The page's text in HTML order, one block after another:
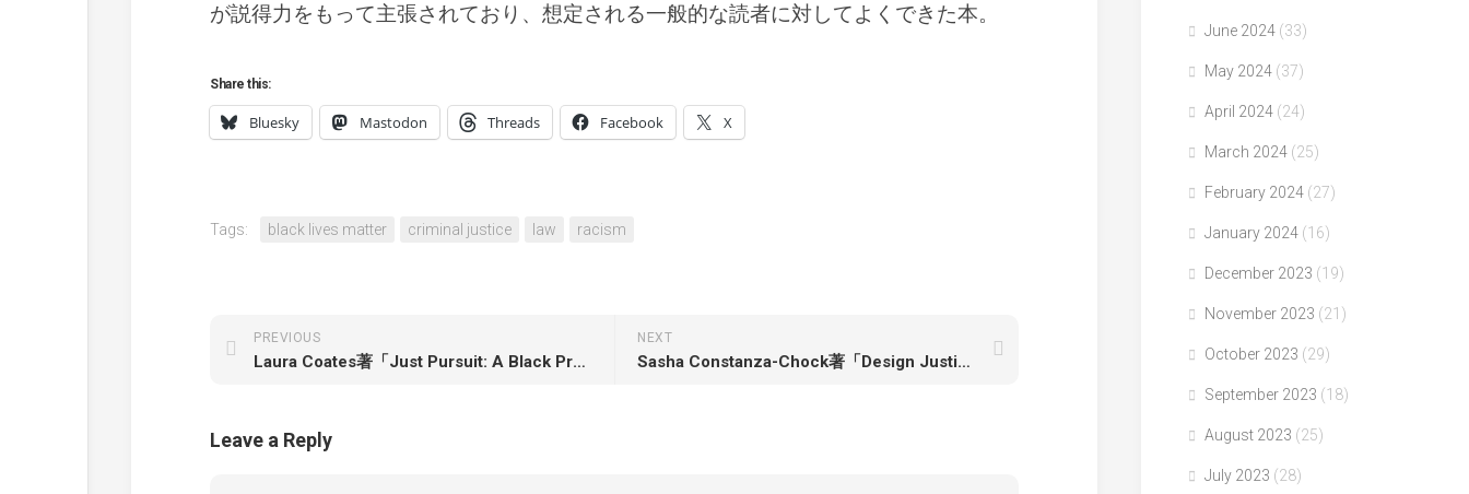
が説得力をもって主張されており、想定される一般的な読者に対してよくできた本。
Share this:
Bluesky Mastodon Threads Facebook X
Tags: black lives matter criminal justice law racism
NEXT
Sasha Constanza-Chock著「Design Justice: Community-Led Practices to Build the Worlds We Need」
PREVIOUS
Laura Coates著「Just Pursuit: A Black Prosecutor’s Fight for Fairness」
Leave a Reply
June 2024 (33)
May 2024 (37)
April 2024 (24)
March 2024 (25)
February 2024 (27)
January 2024 (16)
December 2023 (19)
November 2023 (21)
October 2023 (29)
September 2023 (18)
August 2023 (25)
July 2023 (28)